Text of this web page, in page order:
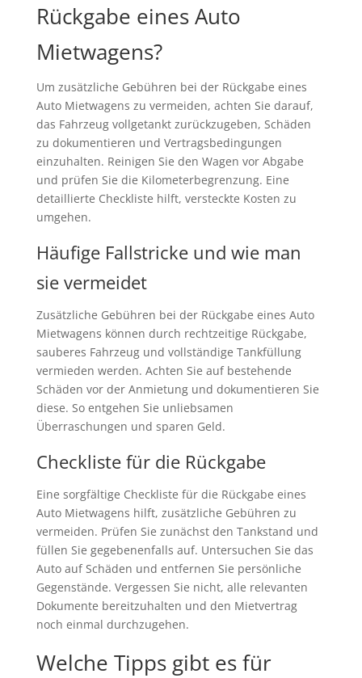
Rückgabe eines Auto
Mietwagens?
Um zusätzliche Gebühren bei der Rückgabe eines
Auto Mietwagens zu vermeiden, achten Sie darauf,
das Fahrzeug vollgetankt zurückzugeben, Schäden
zu dokumentieren und Vertragsbedingungen
einzuhalten. Reinigen Sie den Wagen vor Abgabe
und prüfen Sie die Kilometerbegrenzung. Eine
detaillierte Checkliste hilft, versteckte Kosten zu
umgehen.
Häufige Fallstricke und wie man
sie vermeidet
Zusätzliche Gebühren bei der Rückgabe eines Auto
Mietwagens können durch rechtzeitige Rückgabe,
sauberes Fahrzeug und vollständige Tankfüllung
vermieden werden. Achten Sie auf bestehende
Schäden vor der Anmietung und dokumentieren Sie
diese. So entgehen Sie unliebsamen
Überraschungen und sparen Geld.
Checkliste für die Rückgabe
Eine sorgfältige Checkliste für die Rückgabe eines
Auto Mietwagens hilft, zusätzliche Gebühren zu
vermeiden. Prüfen Sie zunächst den Tankstand und
füllen Sie gegebenenfalls auf. Untersuchen Sie das
Auto auf Schäden und entfernen Sie persönliche
Gegenstände. Vergessen Sie nicht, alle relevanten
Dokumente bereitzuhalten und den Mietvertrag
noch einmal durchzugehen.
Welche Tipps gibt es für